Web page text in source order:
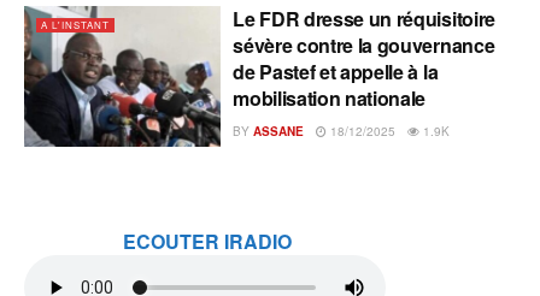
A L'INSTANT
Le FDR dresse un réquisitoire
sévère contre la gouvernance
de Pastef et appelle à la
mobilisation nationale
BY ASSANE 18/12/2025 1.9K
ECOUTER IRADIO